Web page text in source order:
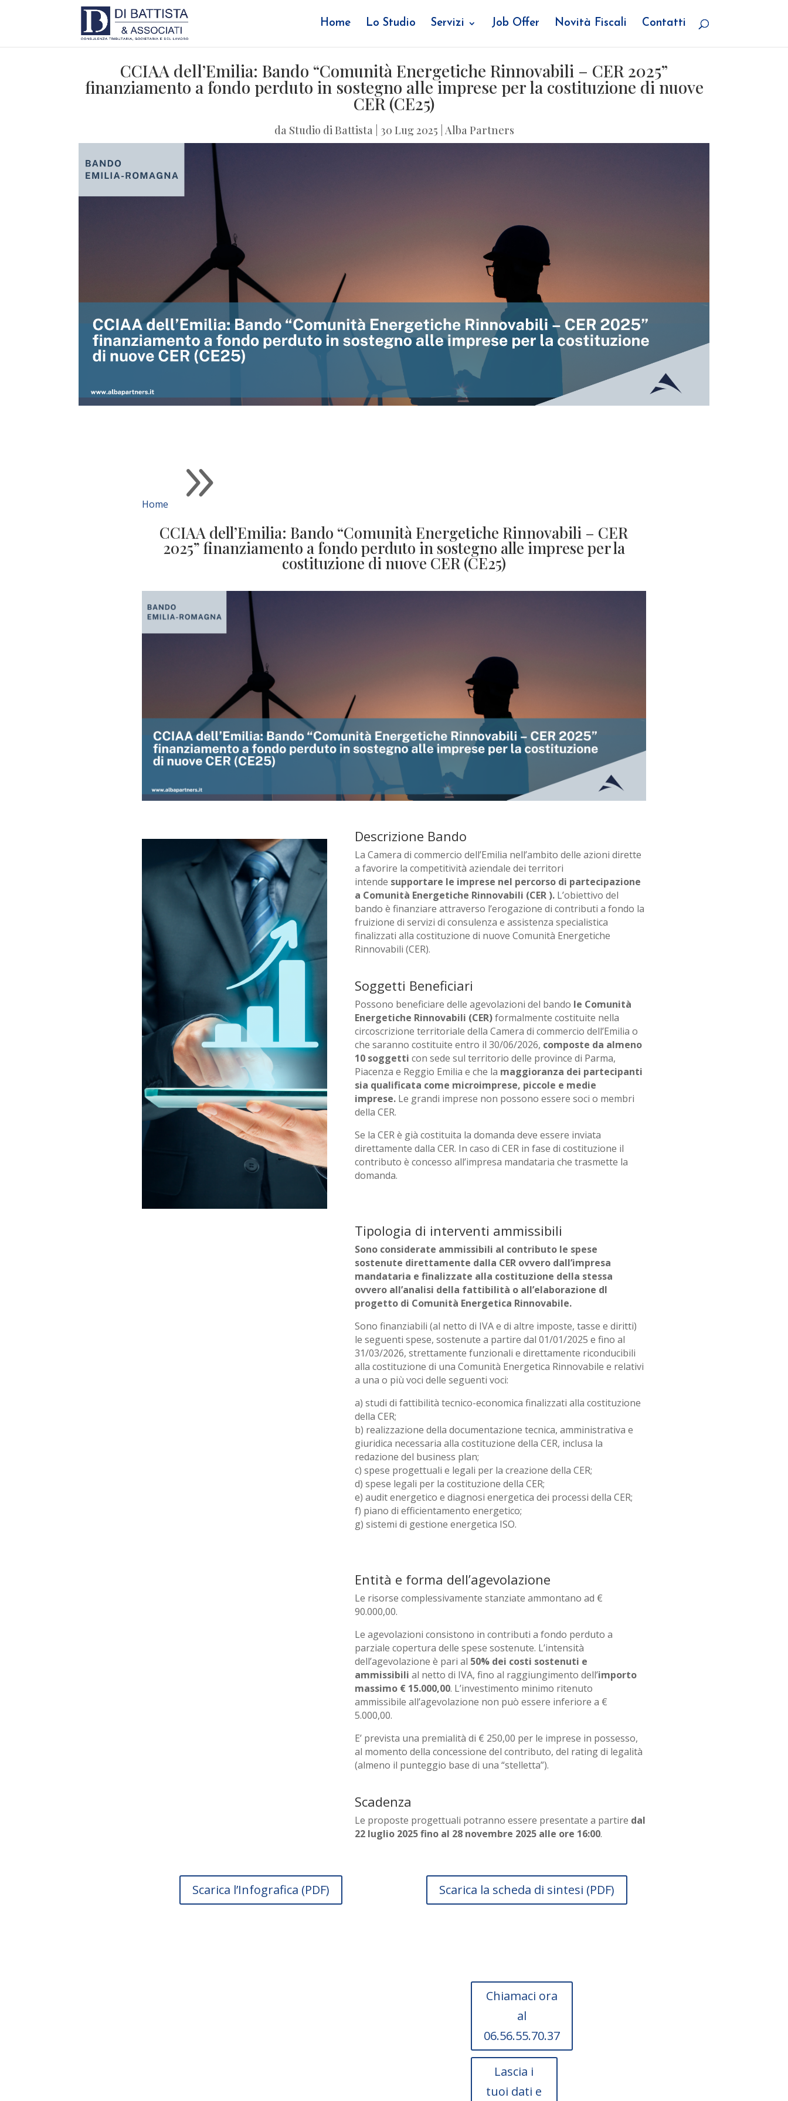
Home Lo Studio Servizi Job Offer Novità Fiscali Contatti
CCIAA dell’Emilia: Bando “Comunità Energetiche Rinnovabili – CER 2025”
finanziamento a fondo perduto in sostegno alle imprese per la costituzione di nuove
CER (CE25)
da Studio di Battista 30 Lug 2025 Alba Partners
Home 9
CCIAA dell’Emilia: Bando “Comunità Energetiche Rinnovabili – CER
2025” finanziamento a fondo perduto in sostegno alle imprese per la
costituzione di nuove CER (CE25)
Descrizione Bando
La Camera di commercio dell’Emilia nell’ambito delle azioni dirette
a favorire la competitività aziendale dei territori
intende supportare le imprese nel percorso di partecipazione
a Comunità Energetiche Rinnovabili (CER ). L’obiettivo del
bando è finanziare attraverso l’erogazione di contributi a fondo la
fruizione di servizi di consulenza e assistenza specialistica
finalizzati alla costituzione di nuove Comunità Energetiche
Rinnovabili (CER).
Soggetti Beneficiari
Possono beneficiare delle agevolazioni del bando le Comunità
Energetiche Rinnovabili (CER)formalmente costituite nella
circoscrizione territoriale della Camera di commercio dell’Emilia o
che saranno costituite entro il 30/06/2026, composte da almeno
10 soggetti con sede sul territorio delle province di Parma,
Piacenza e Reggio Emilia e che la maggioranza dei partecipanti
sia qualificata come microimprese, piccole e medie
imprese. Le grandi imprese non possono essere soci o membri
della CER.
Se la CER è già costituita la domanda deve essere inviata
direttamente dalla CER. In caso di CER in fase di costituzione il
contributo è concesso all’impresa mandataria che trasmette la
domanda.
Tipologia di interventi ammissibili
Sono considerate ammissibili al contributo le spese
sostenute direttamente dalla CER ovvero dall’impresa
mandataria e finalizzate alla costituzione della stessa
ovvero all’analisi della fattibilità o all’elaborazione dl
progetto di Comunità Energetica Rinnovabile.
Sono finanziabili (al netto di IVA e di altre imposte, tasse e diritti)
le seguenti spese, sostenute a partire dal 01/01/2025 e fino al
31/03/2026, strettamente funzionali e direttamente riconducibili
alla costituzione di una Comunità Energetica Rinnovabile e relativi
a una o più voci delle seguenti voci:
a) studi di fattibilità tecnico-economica finalizzati alla costituzione
della CER;
b) realizzazione della documentazione tecnica, amministrativa e
giuridica necessaria alla costituzione della CER, inclusa la
redazione del business plan;
c) spese progettuali e legali per la creazione della CER;
d) spese legali per la costituzione della CER;
e) audit energetico e diagnosi energetica dei processi della CER;
f) piano di efficientamento energetico;
g) sistemi di gestione energetica ISO.
Entità e forma dell’agevolazione
Le risorse complessivamente stanziate ammontano ad €
90.000,00.
Le agevolazioni consistono in contributi a fondo perduto a
parziale copertura delle spese sostenute. L’intensità
dell’agevolazione è pari al 50% dei costi sostenuti e
ammissibili al netto di IVA, fino al raggiungimento dell’importo
massimo € 15.000,00. L’investimento minimo ritenuto
ammissibile all’agevolazione non può essere inferiore a €
5.000,00.
E’ prevista una premialità di € 250,00 per le imprese in possesso,
al momento della concessione del contributo, del rating di legalità
(almeno il punteggio base di una “stelletta”).
Scadenza
Le proposte progettuali potranno essere presentate a partire dal
22 luglio 2025 fino al 28 novembre 2025 alle ore 16:00.
Scarica l’Infografica (PDF) Scarica la scheda di sintesi (PDF)
Chiamaci ora
al
06.56.55.70.37
Lascia i
tuoi dati e